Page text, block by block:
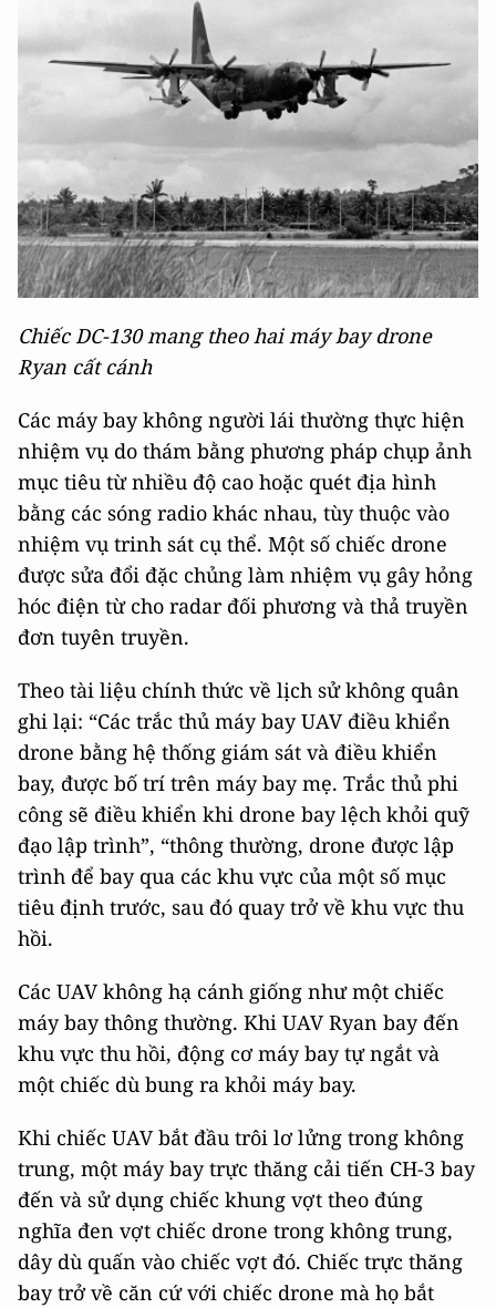
Chiếc DC-130 mang theo hai máy bay drone
Ryan cất cánh
Các máy bay không người lái thường thực hiện
nhiệm vụ do thám bằng phương pháp chụp ảnh
mục tiêu từ nhiều độ cao hoặc quét địa hình
bằng các sóng radio khác nhau, tùy thuộc vào
nhiệm vụ trinh sát cụ thể. Một số chiếc drone
được sửa đổi đặc chủng làm nhiệm vụ gây hỏng
hóc điện từ cho radar đối phương và thả truyền
đơn tuyên truyền.
Theo tài liệu chính thức về lịch sử không quân
ghi lại: “Các trắc thủ máy bay UAV điều khiển
drone bằng hệ thống giám sát và điều khiển
bay, được bố trí trên máy bay mẹ. Trắc thủ phi
công sẽ điều khiển khi drone bay lệch khỏi quỹ
đạo lập trình”, “thông thường, drone được lập
trình để bay qua các khu vực của một số mục
tiêu định trước, sau đó quay trở về khu vực thu
hồi.
Các UAV không hạ cánh giống như một chiếc
máy bay thông thường. Khi UAV Ryan bay đến
khu vực thu hồi, động cơ máy bay tự ngắt và
một chiếc dù bung ra khỏi máy bay.
Khi chiếc UAV bắt đầu trôi lơ lửng trong không
trung, một máy bay trực thăng cải tiến CH-3 bay
đến và sử dụng chiếc khung vợt theo đúng
nghĩa đen vợt chiếc drone trong không trung,
dây dù quấn vào chiếc vợt đó. Chiếc trực thăng
bay trở về căn cứ với chiếc drone mà họ bắt